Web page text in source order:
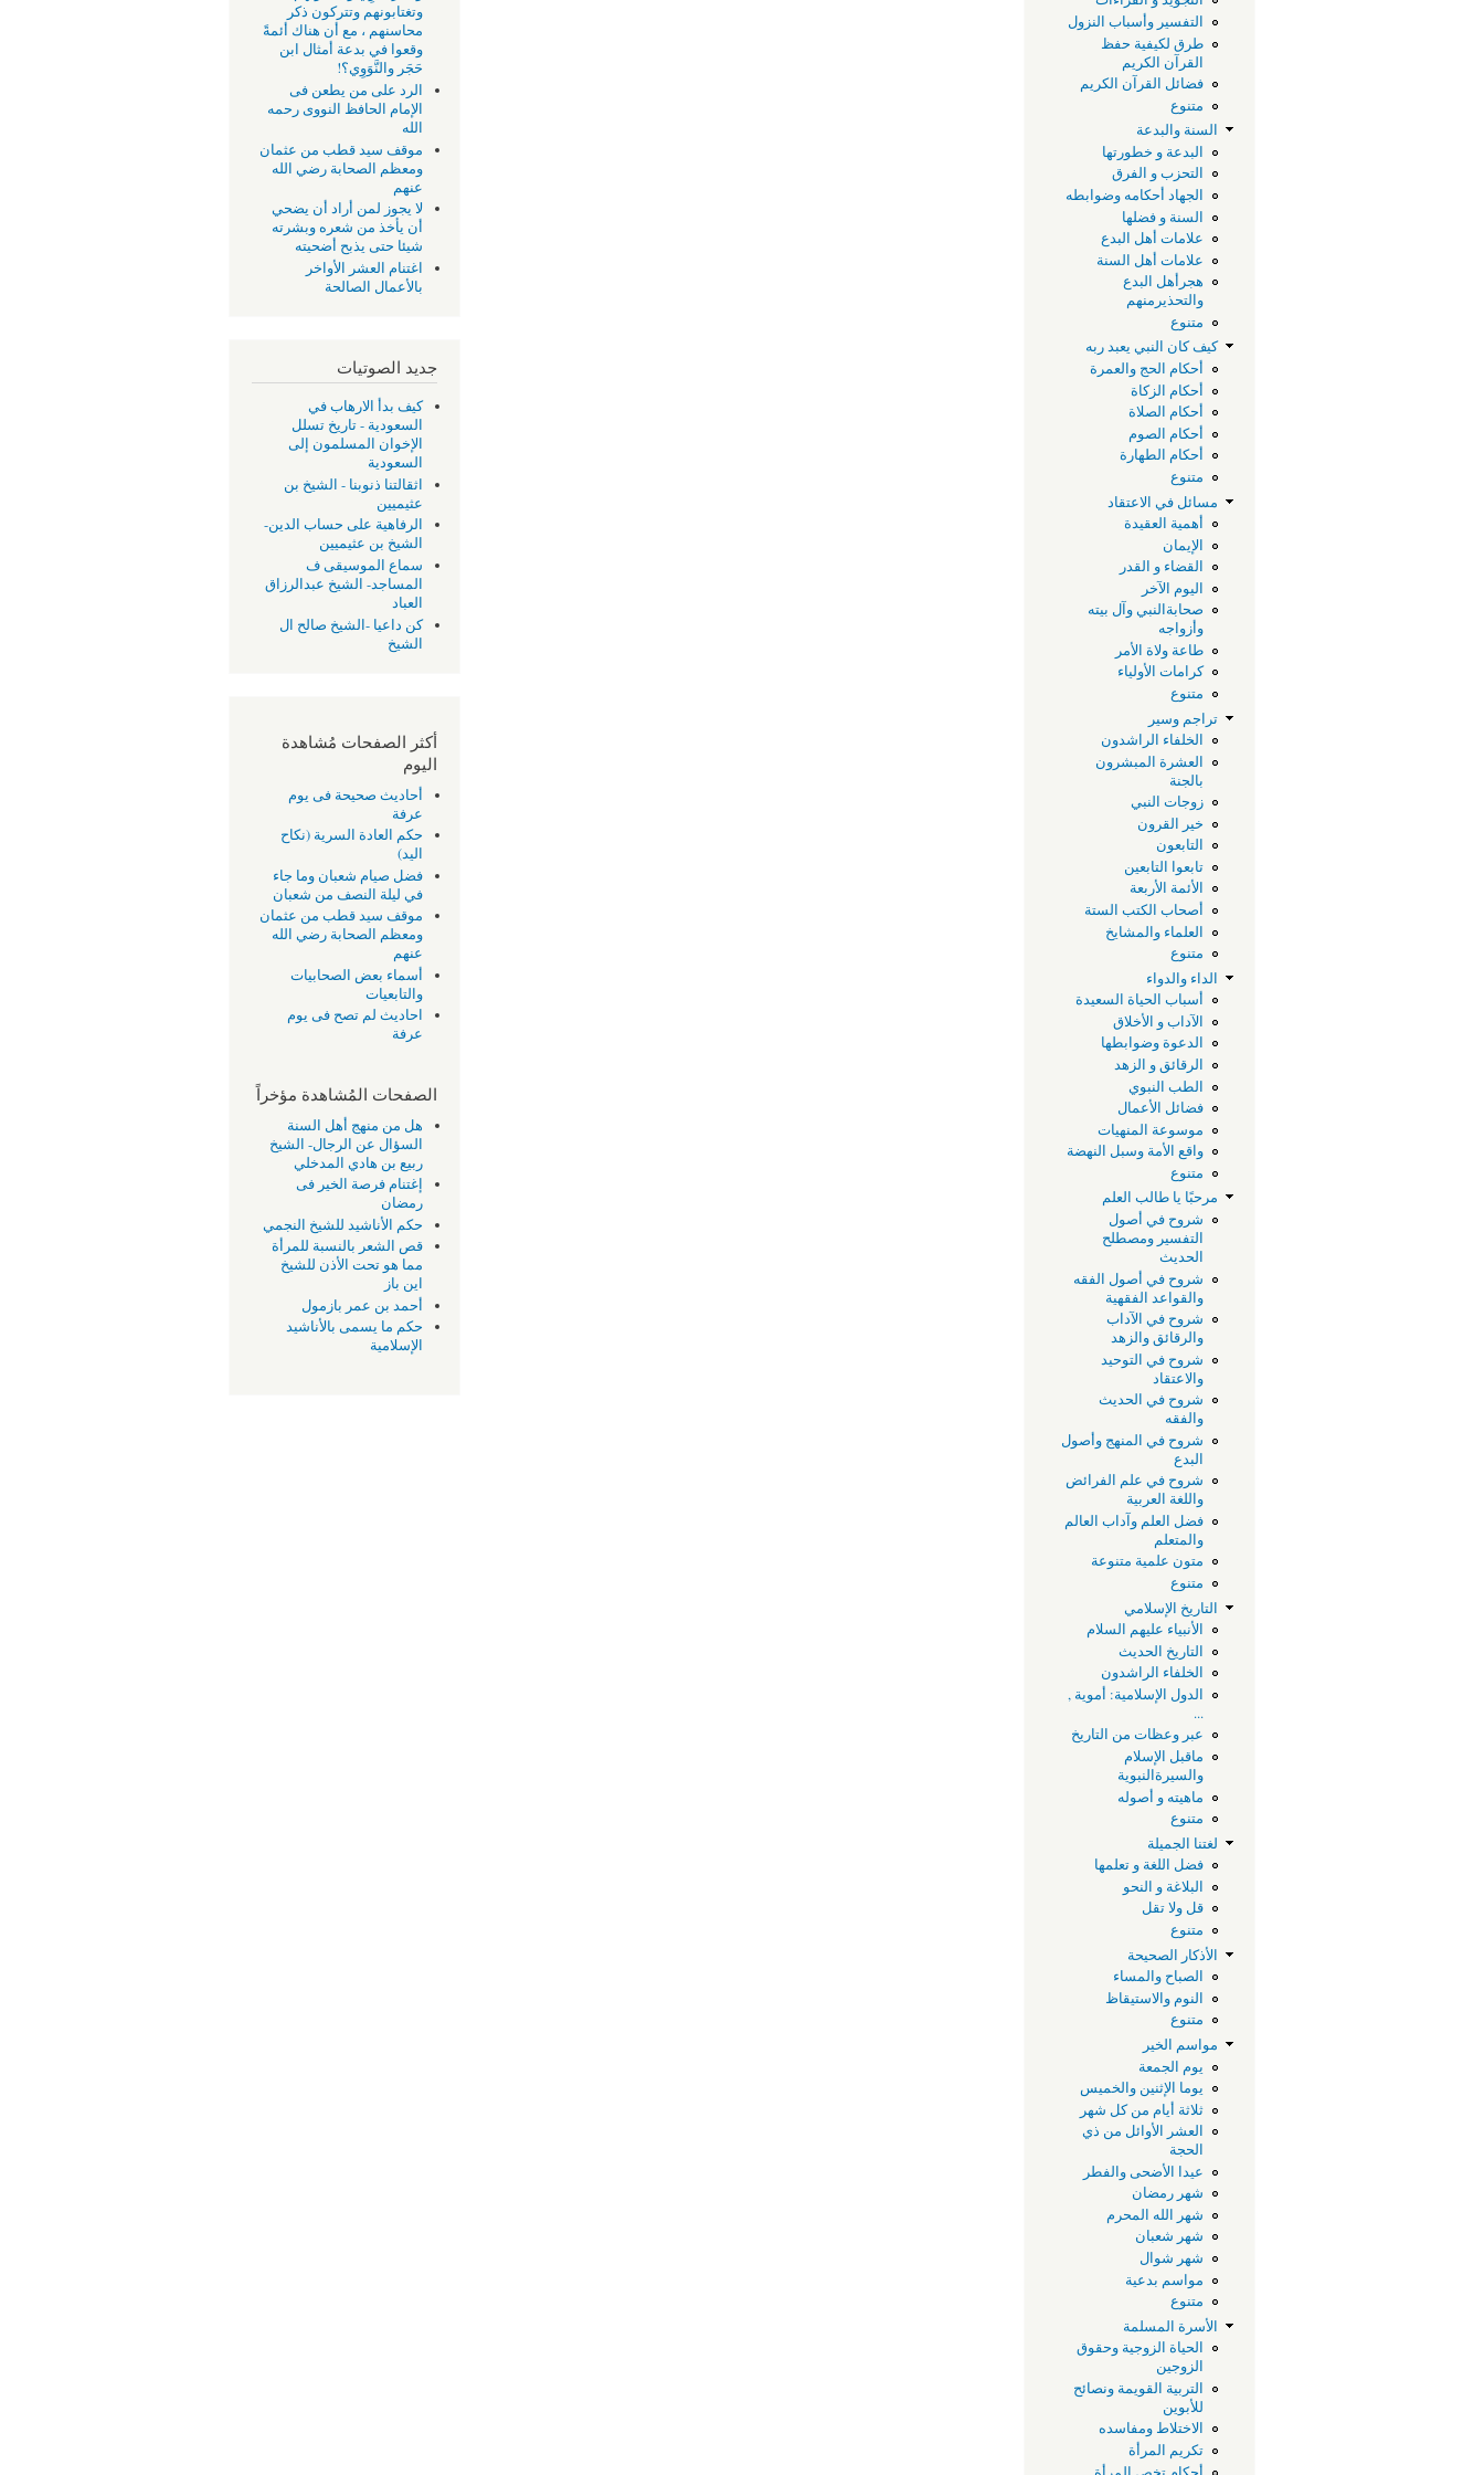
التفسير وأسباب النزول
طرق لكيفية حفظ
القرآن الكريم
فضائل القرآن الكريم
متنوع
السنة والبدعة
البدعة و خطورتها
التحزب و الفرق
الجهاد أحكامه وضوابطه
السنة و فضلها
علامات أهل البدع
علامات أهل السنة
هجرأهل البدع
والتحذيرمنهم
متنوع
كيف كان النبي يعبد ربه
أحكام الحج والعمرة
أحكام الزكاة
أحكام الصلاة
أحكام الصوم
أحكام الطهارة
متنوع
مسائل في الاعتقاد
أهمية العقيدة
الإيمان
القضاء و القدر
اليوم الآخر
صحابةالنبي وآل بيته
وأزواجه
طاعة ولاة الأمر
كرامات الأولياء
متنوع
تراجم وسير
الخلفاء الراشدون
العشرة المبشرون
بالجنة
زوجات النبي
خير القرون
التابعون
تابعوا التابعين
الأئمة الأربعة
أصحاب الكتب الستة
العلماء والمشايخ
متنوع
الداء والدواء
أسباب الحياة السعيدة
الآداب و الأخلاق
الدعوة وضوابطها
الرقائق و الزهد
الطب النبوي
فضائل الأعمال
موسوعة المنهيات
واقع الأمة وسبل النهضة
متنوع
مرحبًا يا طالب العلم
شروح في أصول
التفسير ومصطلح
الحديث
شروح في أصول الفقه
والقواعد الفقهية
شروح في الآداب
والرقائق والزهد
شروح في التوحيد
والاعتقاد
شروح في الحديث
والفقه
شروح في المنهج وأصول
البدع
شروح في علم الفرائض
واللغة العربية
فضل العلم وآداب العالم
والمتعلم
متون علمية متنوعة
متنوع
التاريخ الإسلامي
الأنبياء عليهم السلام
التاريخ الحديث
الخلفاء الراشدون
الدول الإسلامية: أموية ,
...
عبر وعظات من التاريخ
ماقبل الإسلام
والسيرةالنبوية
ماهيته و أصوله
متنوع
لغتنا الجميلة
فضل اللغة و تعلمها
البلاغة و النحو
قل ولا تقل
متنوع
الأذكار الصحيحة
الصباح والمساء
النوم والاستيقاظ
متنوع
مواسم الخير
يوم الجمعة
يوما الإثنين والخميس
ثلاثة أيام من كل شهر
العشر الأوائل من ذي
الحجة
عيدا الأضحى والفطر
شهر رمضان
شهر الله المحرم
شهر شعبان
شهر شوال
مواسم بدعية
متنوع
الأسرة المسلمة
الحياة الزوجية وحقوق
الزوجين
التربية القويمة ونصائح
للأبوين
الاختلاط ومفاسده
تكريم المرأة
وتغتابونهم وتتركون ذكر
محاسنهم ، مع أن هناك أئمةً
وقعوا في بدعة أمثال ابن
حَجَر والنَّوَوِي؟!
الرد على من يطعن فى
الإمام الحافظ النووى رحمه
الله
موقف سيد قطب من عثمان
ومعظم الصحابة رضي الله
عنهم
لا يجوز لمن أراد أن يضحي
أن يأخذ من شعره وبشرته
شيئا حتى يذبح أضحيته
اغتنام العشر الأواخر
بالأعمال الصالحة
جديد الصوتيات
كيف بدأ الارهاب في
السعودية - تاريخ تسلل
الإخوان المسلمون إلى
السعودية
اثقالتنا ذنوبنا - الشيخ بن
عثيميين
الرفاهية على حساب الدين-
الشيخ بن عثيميين
سماع الموسيقى ف
المساجد- الشيخ عبدالرزاق
العباد
كن داعيا -الشيخ صالح ال
الشيخ
أكثر الصفحات مُشاهدة
اليوم
أحاديث صحيحة فى يوم
عرفة
حكم العادة السرية (نكاح
اليد)
فضل صيام شعبان وما جاء
في ليلة النصف من شعبان
موقف سيد قطب من عثمان
ومعظم الصحابة رضي الله
عنهم
أسماء بعض الصحابيات
والتابعيات
احاديث لم تصح فى يوم
عرفة
الصفحات المُشاهدة مؤخراً
هل من منهج أهل السنة
السؤال عن الرجال- الشيخ
ربيع بن هادي المدخلي
إغتنام فرصة الخير فى
رمضان
حكم الأناشيد للشيخ النجمي
قص الشعر بالنسبة للمرأة
مما هو تحت الأذن للشيخ
اين باز
أحمد بن عمر بازمول
حكم ما يسمى بالأناشيد
الإسلامية